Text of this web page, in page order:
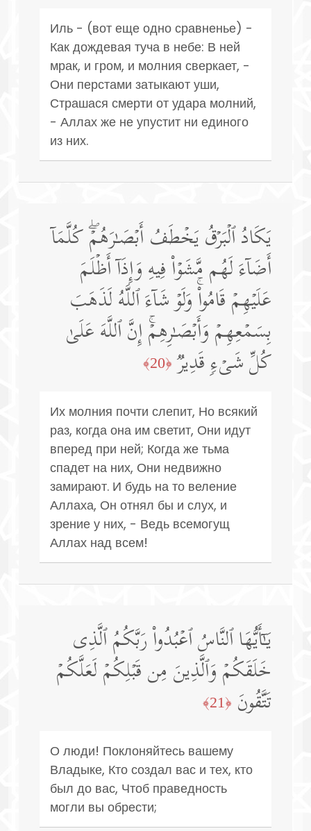
Иль - (вот еще одно сравненье) -
Как дождевая туча в небе: В ней
мрак, и гром, и молния сверкает, -
Они перстами затыкают уши,
Страшася смерти от удара молний,
- Аллах же не упустит ни единого
из них.
یَكَادُ ٱلۡبَرۡقُ یَخۡطَفُ أَبۡصَـٰرَهُمۡۖ كُلَّمَاۤ
أَضَاۤءَ لَهُم مَّشَوۡا۟ فِیهِ وَإِذَاۤ أَظۡلَمَ
عَلَیۡهِمۡ قَامُوا۟ۚ وَلَوۡ شَاۤءَ ٱللَّهُ لَذَهَبَ
بِسَمۡعِهِمۡ وَأَبۡصَـٰرِهِمۡۚ إِنَّ ٱللَّهَ عَلَىٰ
كُلِّ شَیۡءࣲ قَدِیرࣱ ﴿20﴾
Их молния почти слепит, Но всякий
раз, когда она им светит, Они идут
вперед при ней; Когда же тьма
спадет на них, Они недвижно
замирают. И будь на то веление
Аллаха, Он отнял бы и слух, и
зрение у них, - Ведь всемогущ
Аллах над всем!
یَـٰۤأَیُّهَا ٱلنَّاسُ ٱعۡبُدُوا۟ رَبَّكُمُ ٱلَّذِی
خَلَقَكُمۡ وَٱلَّذِینَ مِن قَبۡلِكُمۡ لَعَلَّكُمۡ
تَتَّقُونَ ﴿21﴾
О люди! Поклоняйтесь вашему
Владыке, Кто создал вас и тех, кто
был до вас, Чтоб праведность
могли вы обрести;